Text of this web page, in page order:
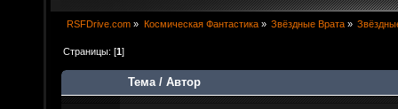
RSFDrive.com » Космическая Фантастика» Звёздные Врата»
Страницы: [1]
Тема/Автор